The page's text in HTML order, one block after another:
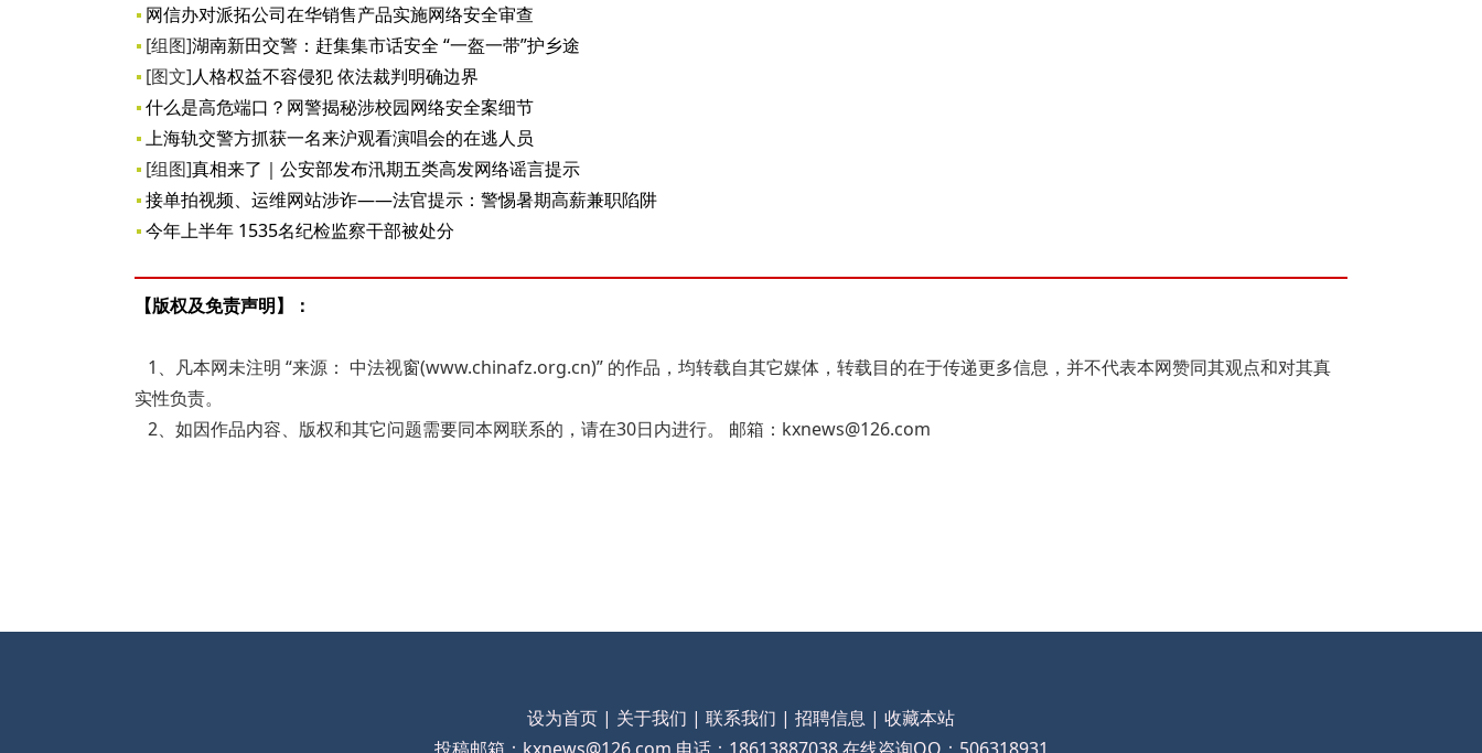
网信办对派拓公司在华销售产品实施网络安全审查
[组图]湖南新田交警：赶集集市话安全 “一盔一带”护乡途
[图文]人格权益不容侵犯 依法裁判明确边界
什么是高危端口？网警揭秘涉校园网络安全案细节
上海轨交警方抓获一名来沪观看演唱会的在逃人员
[组图]真相来了｜公安部发布汛期五类高发网络谣言提示
接单拍视频、运维网站涉诈——法官提示：警惕暑期高薪兼职陷阱
今年上半年 1535名纪检监察干部被处分
【版权及免责声明】：
1、凡本网未注明 “来源： 中法视窗(www.chinafz.org.cn)” 的作品，均转载自其它媒体，转载目的在于传递更多信息，并不代表本网赞同其观点和对其真
实性负责。
2、如因作品内容、版权和其它问题需要同本网联系的，请在30日内进行。 邮箱：kxnews@126.com
设为首页 | 关于我们 | 联系我们 | 招聘信息 | 收藏本站